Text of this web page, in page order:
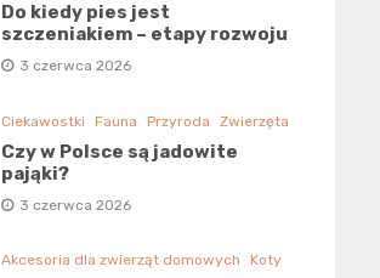
Do kiedy pies jest
szczeniakiem – etapy rozwoju
3 czerwca 2026
Ciekawostki Fauna Przyroda Zwierzęta
Czy w Polsce są jadowite
pająki?
3 czerwca 2026
Akcesoria dla zwierząt domowych Koty